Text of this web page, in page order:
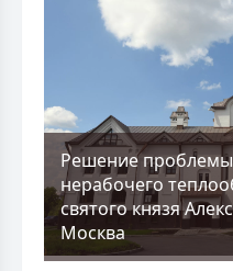
Решение проблемы
нерабочего
святого князя
Москва